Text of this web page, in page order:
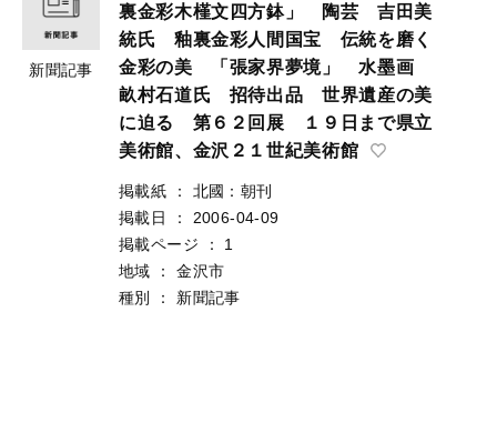
新聞記事
裏金彩木槿文四方鉢」 陶芸 吉田美
統氏 釉裏金彩人間国宝 伝統を磨く
金彩の美 「張家界夢境」 水墨画
畝村石道氏 招待出品 世界遺産の美
に迫る 第６２回展 １９日まで県立
美術館、金沢２１世紀美術館
掲載紙 ：
北國：朝刊
掲載日
：
2006-04-09
掲載ページ
：
1
地域
：
金沢市
種別
： 新聞記事